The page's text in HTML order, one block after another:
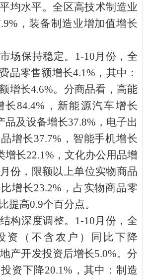
均水平。全区高技术制造业
，装备制造业增加值增长
场保持稳定。 1-10 月份，全
品零售额增长4.1% ，其中：
增长4.6%。分商品看，高能
长84.4% ，新能源汽车增长
品及设备增长37.8% ，电子出
增长37.7% ，智能手机增长
增长22.1% ，文化办公用品增
月份，限额以上单位实物商品
增长23.2% ，占实物商品零
提高0.9个百分点。
构深度调整。 1-10 月份，全
资（不含农户）同比下降
地产开发投资后增长5.0%。 分
资下降20.1%，其中：制造